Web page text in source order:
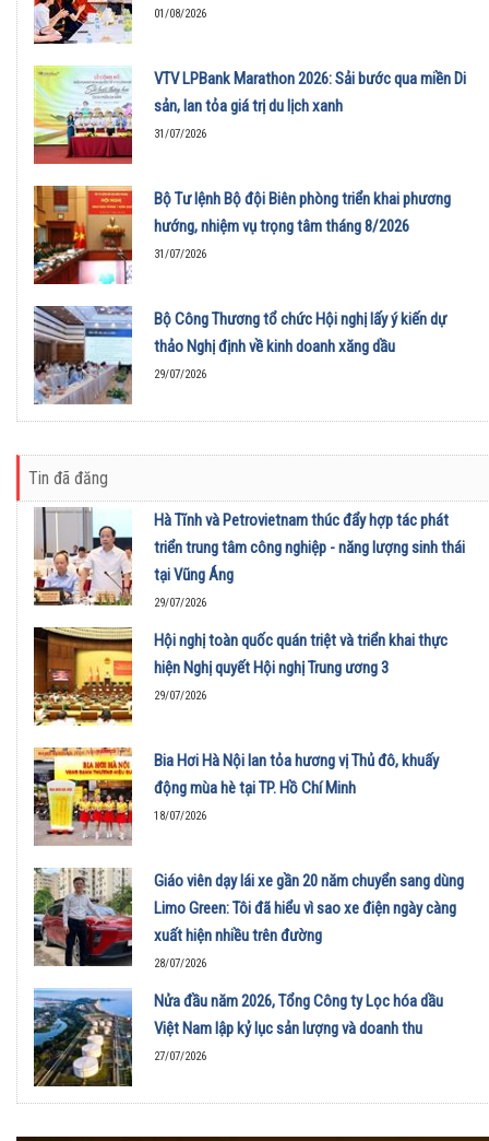
01/08/2026
VTV LPBank Marathon 2026: Sải bước qua miền Di
sản, lan tỏa giá trị du lịch xanh
31/07/2026
Bộ Tư lệnh Bộ đội Biên phòng triển khai phương
hướng, nhiệm vụ trọng tâm tháng 8/2026
31/07/2026
Bộ Công Thương tổ chức Hội nghị lấy ý kiến dự
thảo Nghị định về kinh doanh xăng dầu
29/07/2026
Tin đã đăng
Hà Tĩnh và Petrovietnam thúc đẩy hợp tác phát
triển trung tâm công nghiệp - năng lượng sinh thái
tại Vũng Áng
29/07/2026
Hội nghị toàn quốc quán triệt và triển khai thực
hiện Nghị quyết Hội nghị Trung ương 3
29/07/2026
Bia Hơi Hà Nội lan tỏa hương vị Thủ đô, khuấy
động mùa hè tại TP. Hồ Chí Minh
18/07/2026
Giáo viên dạy lái xe gần 20 năm chuyển sang dùng
Limo Green: Tôi đã hiểu vì sao xe điện ngày càng
xuất hiện nhiều trên đường
28/07/2026
Nửa đầu năm 2026, Tổng Công ty Lọc hóa dầu
Việt Nam lập kỷ lục sản lượng và doanh thu
27/07/2026